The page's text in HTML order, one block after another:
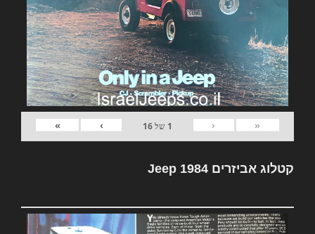
«
‹
1 של16
›
»
קטלוג אביזרים Jeep 1984